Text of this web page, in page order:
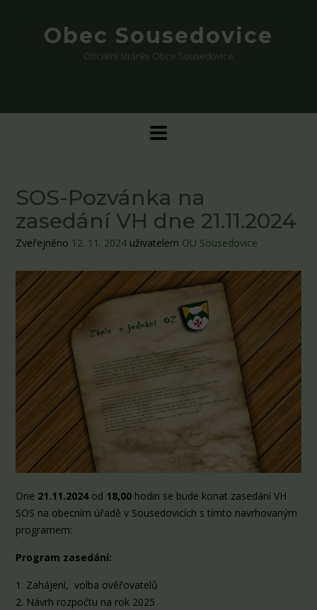
Obec Sousedovice
Oficiální stránky Obce Sousedovice
SOS-Pozvánka na
zasedání VH dne 21.11.2024
Zveřejněno 12. 11. 2024 uživatelem OU Sousedovice
Dne 21.11.2024 od 18,00 hodin se bude konat zasedání VH
SOS na obecním úřadě v Sousedovicích s tímto navrhovaným
programem:
Program zasedání:
1. Zahájení, volba ověřovatelů
2. Návrh rozpočtu na rok 2025